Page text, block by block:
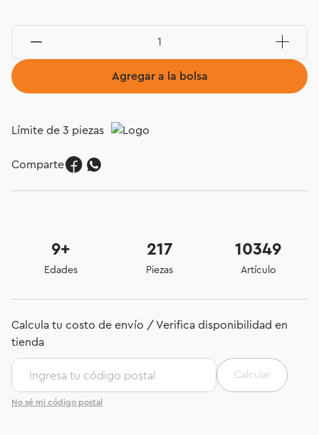
Agregar a la bolsa
Límite de 3 piezas
Comparte
9+
Edades
217
Piezas
10349
Artículo
No sé mi código postal
Calcular